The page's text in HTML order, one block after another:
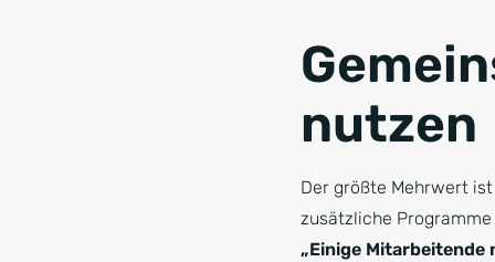
nutzen
Der größte Mehrwert
zusätzliche
„Einige Mitarbeitende